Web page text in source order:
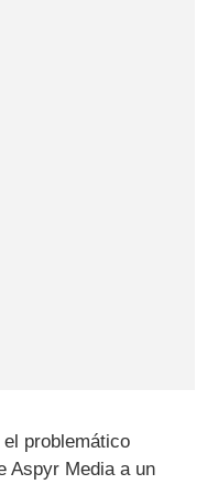
problemático
Aspyr Media a un